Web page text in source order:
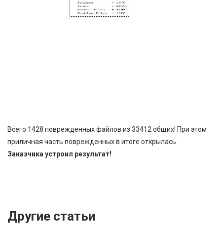
Всего 1428 поврежденных файлов из 33412 общих! При этом
приличная часть поврежденных в итоге открылась.
Заказчика устроил результат!
Другие статьи